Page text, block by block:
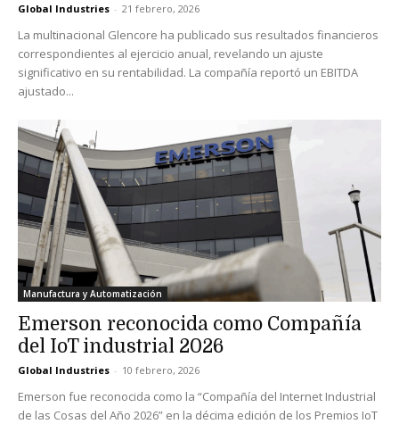
Global Industries - 21 febrero, 2026
La multinacional Glencore ha publicado sus resultados financieros
correspondientes al ejercicio anual, revelando un ajuste
significativo en su rentabilidad. La compañía reportó un EBITDA
ajustado...
Manufactura y Automatización
Emerson reconocida como Compañía
del IoT industrial 2026
Global Industries - 10 febrero, 2026
Emerson fue reconocida como la “Compañía del Internet Industrial
de las Cosas del Año 2026” en la décima edición de los Premios IoT